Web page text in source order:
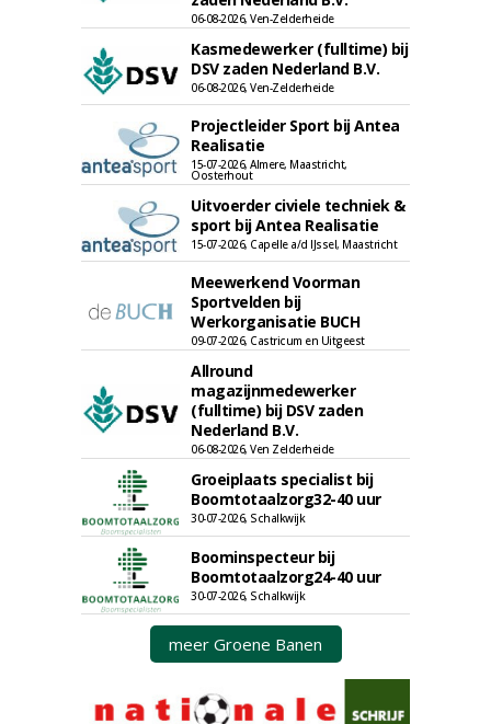
06-08-2026, Ven-Zelderheide
Kasmedewerker (fulltime) bij
DSV zaden Nederland B.V.
06-08-2026, Ven-Zelderheide
Projectleider Sport bij Antea
Realisatie
15-07-2026, Almere, Maastricht,
Oosterhout
Uitvoerder civiele techniek &
sport bij Antea Realisatie
15-07-2026, Capelle a/d IJssel, Maastricht
Meewerkend Voorman
Sportvelden bij
Werkorganisatie BUCH
09-07-2026, Castricum en Uitgeest
Allround
magazijnmedewerker
(fulltime) bij DSV zaden
Nederland B.V.
06-08-2026, Ven Zelderheide
Groeiplaats specialist bij
Boomtotaalzorg32-40 uur
30-07-2026, Schalkwijk
Boominspecteur bij
Boomtotaalzorg24-40 uur
30-07-2026, Schalkwijk
meer Groene Banen